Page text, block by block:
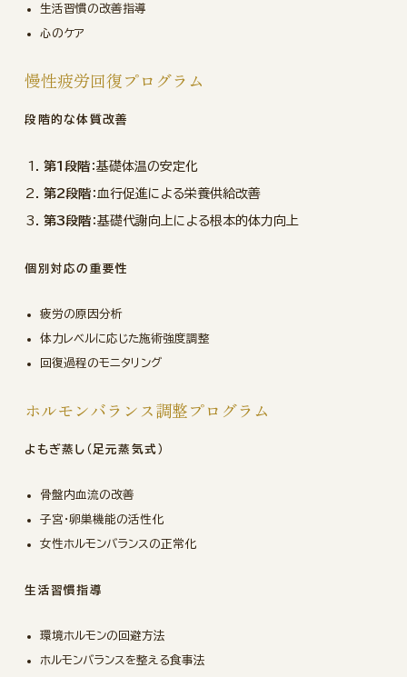
生活習慣の改善指導
心のケア
慢性疲労回復プログラム
段階的な体質改善
第1段階 ：基礎体温の安定化
第2段階 ：血行促進による栄養供給改善
第3段階 ：基礎代謝向上による根本的体力向上
個別対応の重要性
疲労の原因分析
体力レベルに応じた施術強度調整
回復過程のモニタリング
ホルモンバランス調整プログラム
よもぎ蒸し（足元蒸気式）
骨盤内血流の改善
子宮・卵巣機能の活性化
女性ホルモンバランスの正常化
生活習慣指導
環境ホルモンの回避方法
ホルモンバランスを整える食事法